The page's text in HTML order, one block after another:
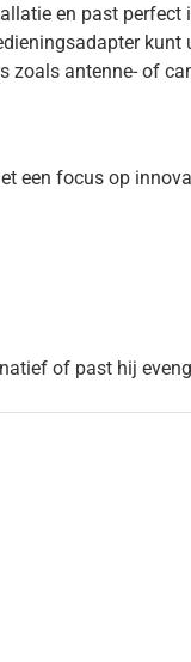
en past
zoals antenne- of
een focus op
of past hij